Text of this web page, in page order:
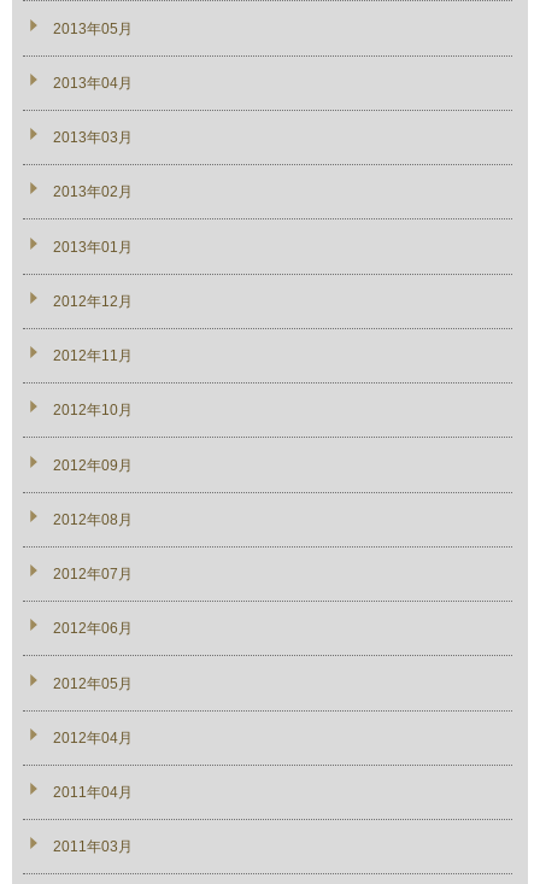
2013年05月
2013年04月
2013年03月
2013年02月
2013年01月
2012年12月
2012年11月
2012年10月
2012年09月
2012年08月
2012年07月
2012年06月
2012年05月
2012年04月
2011年04月
2011年03月